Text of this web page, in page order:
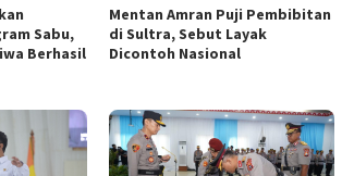
Sabu,
Berhasil
Mentan Amran Puji Pembibitan
di Sultra, Sebut Layak
Dicontoh Nasional